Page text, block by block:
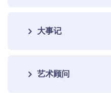
大事记
艺术顾问